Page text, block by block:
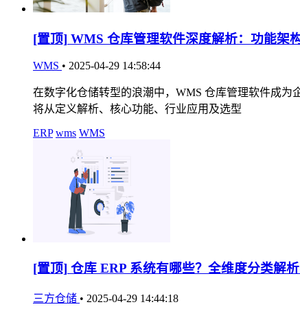
[置顶] WMS 仓库管理软件深度解析：功能架
WMS • 2025-04-29 14:58:44
在数字化仓储转型的浪潮中，WMS 仓库管理软件成
将从定义解析、核心功能、行业应用及选型
ERP wms WMS
[置顶] 仓库 ERP 系统有哪些？全维度分类解
三方仓储 • 2025-04-29 14:44:18